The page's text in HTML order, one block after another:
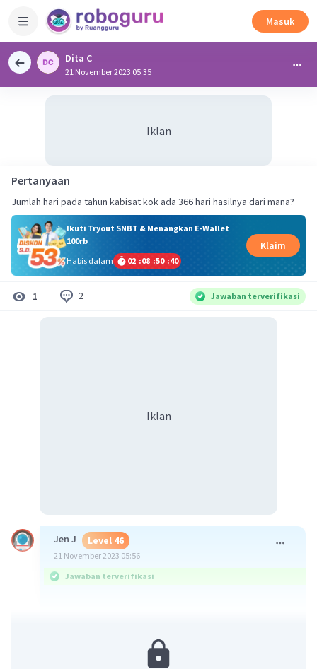
Masuk
Dita C
21 November 2023 05:35
Iklan
Pertanyaan
Jumlah hari pada tahun kabisat kok ada 366 hari hasilnya dari mana?
Ikuti Tryout SNBT & Menangkan E-Wallet
100rb
Habis dalam
02 :08 :50 :39
Klaim
1 2 Jawaban terverifikasi
Iklan
Jen J Level 46
21 November 2023 05:56
Jawaban terverifikasi
bukan 28 hari pada umumnya. Pada tahun biasa,
jumlah hari dalam kalender dari Januari hingga